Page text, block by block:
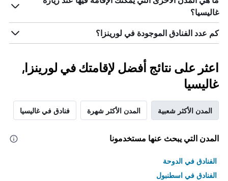
غاليسيا؟
كم عدد الفنادق الموجودة في لورينزا؟
اعثر على نتائج أفضل لإقامتك في لورينزا,
غاليسيا
المدن الأكثر شعبية المدن الأكثر شهرة فنادق في غاليسيا
المدن التي يبحث عنها مستخدمونا
الفنادق في الدوحة
الفنادق في اسطنبول